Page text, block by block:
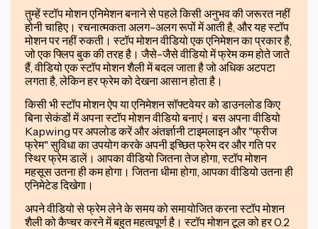
तुम्हें स्टॉप मोशन एनिमेशन बनाने से पहले किसी अनुभव की जरूरत नहीं
होनी चाहिए। रचनात्मकता अलग-अलग रूपों में आती है, और यह स्टॉप
मोशन पर नहीं रुकती। स्टॉप मोशन वीडियो एक एनिमेशन का प्रकार है,
जो एक फ्लिप बुक की तरह है। जैसे-जैसे वीडियो में फ्रेम कम होते जाते
हैं, वीडियो एक स्टॉप मोशन शैली में बदल जाता है जो अधिक अटपटा
लगता है, लेकिन हर फ्रेम को देखना आसान होता है।
किसी भी स्टॉप मोशन ऐप या एनिमेशन सॉफ्टवेयर को डाउनलोड किए
बिना सेकंडों में अपना स्टॉप मोशन वीडियो बनाएं। बस अपना वीडियो
Kapwing पर अपलोड करें और अंतर्ज्ञानी टाइमलाइन और "फ्रीज
फ्रेम" सुविधा का उपयोग करके अपनी इच्छित फ्रेम दर और गति पर
स्थिर फ्रेम डालें। आपका वीडियो जितना तेज होगा, स्टॉप मोशन
महसूस उतना ही कम होगा। जितना धीमा होगा, आपका वीडियो उतना ही
एनिमेटेड दिखेगा।
अपने वीडियो से फ्रेम लेने के समय को समायोजित करना स्टॉप मोशन
शैली को कैप्चर करने में बहुत महत्वपूर्ण है। स्टॉप मोशन टूल को हर 0.2